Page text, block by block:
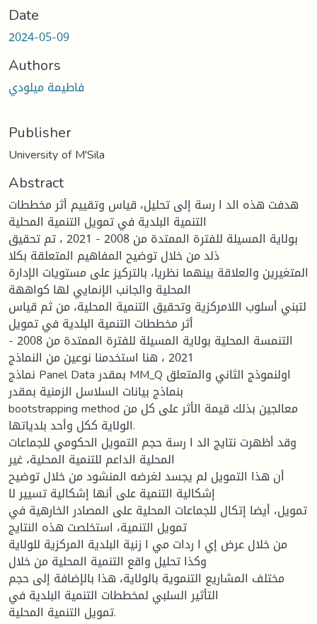
Date
2024-05-09
Authors
فاطيمة ميلودي
Publisher
University of M'Sila
Abstract
هدفت هذه الد ا رسة إلى تحليل، قياس وتقييم أثر مخططات
التنمية البلدية في تمويل التنمية المحلية
بولاية المسيلة للفترة الممتدة من 2008 - 2021 ، تم تحقيق
ذلد من خلال توضيح المفاهيم المتعلقة بكلا
المتغيرين والعلاقة بينهما نظريا، بالتركيز على مستويات الإدارة
المحلية والجانب الإنمايي لها كواههة
لتبني أسلوب اللامركزية وتحقيق التنمية المحلية، من ثم قياس
أثر مخططات التنمية البلدية في تمويل
التنمسة المحلية بولاية المسيلة للفترة الممتدة من 2008 -
2021 ، هنا استخدمنا نوعين من النماذج
نماذج Panel Data بمقدر MM_Q اولنموذج الثاني والمتعلق
بنماذج بيانات السلاسل الزمنية بمقدر
bootstrapping method معالجين بذلك قيمة الأثر على كل من
الولاية ككل وأحد بلدياتها.
وقد أظهرت نتايج الد ا رسة حجم التمويل الحكومي للجماعات
المحلية الداعم للتنمية المحلية، غير
أن هذا التمويل لم يجسد لغرضه المنشود من خلال توضيح
إشكالية التنمية على أنها إشكالية تسيير لا
تمويل، أيضا إتكال للجماعات المحلية على المصادر الخارهية في
تمويل التنمية، استخلصت هذه النتايج
من خلال عرض إي ا ردات مي ا زنية البلدية المركزية للولاية
وكذا تحليل واقع التنمية المحلية من خلال
مختلف المشاريع التنموية بالولاية، هذا بالإضافة إلى حجم
التأثير السلبي لمخططات التنمية البلدية في
تمويل التنمية المحلية.